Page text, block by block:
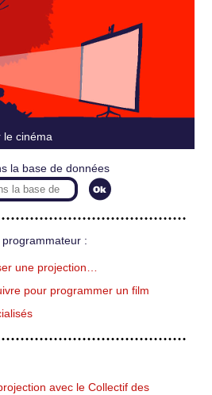
le cinéma
la base de données
programmateur :
une projection…
pour programmer un film
avec le Collectif des